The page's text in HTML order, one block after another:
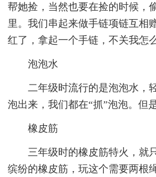
帮她捡，当然也要在捡的时候，
里。我们串起来做手链项链互相
红了，拿起一个手链，不关我怎
泡泡水
二年级时流行的是泡泡水，
泡出来，我们都在“抓”泡泡。但
橡皮筋
三年级时的橡皮筋特火，就
缤纷的橡皮筋，玩这个需要两根